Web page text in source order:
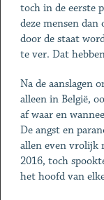
toch in de eerste
deze mensen
door de staat
te ver. Dat
Na de aanslagen
alleen in België,
af waar en
De angst en
allen even vrolijk
2016, toch
het hoofd van